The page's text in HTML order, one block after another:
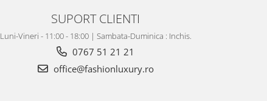
SUPORT CLIENTI
Luni-Vineri - 11:00 - 18:00 | Sambata-Duminica : Inchis.
0767 51 21 21
office@fashionluxury.ro